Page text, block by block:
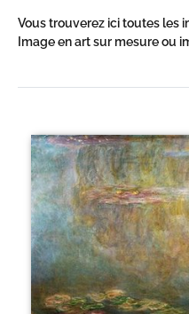
Vous trouverez ici toutes les
Image en art sur mesure ou